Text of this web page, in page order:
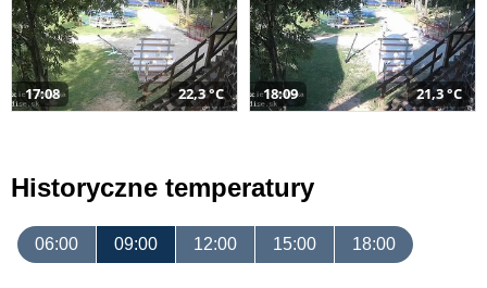
17:08 22,3 °C 18:09 21,3 °C
Historyczne temperatury
06:00 09:00 12:00 15:00 18:00